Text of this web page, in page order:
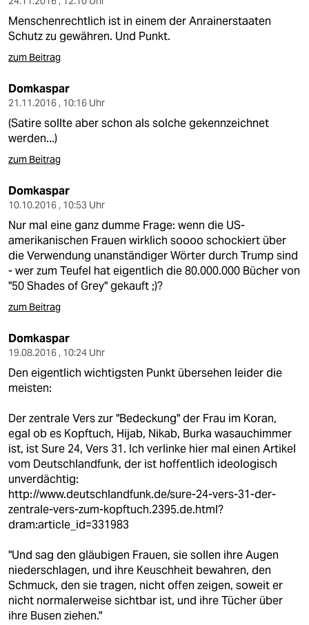
Menschenrechtlich ist in einem der Anrainerstaaten
Schutz zu gewähren. Und Punkt.
zum Beitrag
Domkaspar
21.11.2016 , 10:16 Uhr
(Satire sollte aber schon als solche gekennzeichnet
werden...)
zum Beitrag
Domkaspar
10.10.2016 , 10:53 Uhr
Nur mal eine ganz dumme Frage: wenn die US-
amerikanischen Frauen wirklich soooo schockiert über
die Verwendung unanständiger Wörter durch Trump sind
- wer zum Teufel hat eigentlich die 80.000.000 Bücher von
"50 Shades of Grey" gekauft ;)?
zum Beitrag
Domkaspar
19.08.2016 , 10:24 Uhr
Den eigentlich wichtigsten Punkt übersehen leider die
meisten:
Der zentrale Vers zur "Bedeckung" der Frau im Koran,
egal ob es Kopftuch, Hijab, Nikab, Burka wasauchimmer
ist, ist Sure 24, Vers 31. Ich verlinke hier mal einen Artikel
vom Deutschlandfunk, der ist hoffentlich ideologisch
unverdächtig:
http://www.deutschlandfunk.de/sure-24-vers-31-der-
zentrale-vers-zum-kopftuch.2395.de.html?
dram:article_id=331983
"Und sag den gläubigen Frauen, sie sollen ihre Augen
niederschlagen, und ihre Keuschheit bewahren, den
Schmuck, den sie tragen, nicht offen zeigen, soweit er
nicht normalerweise sichtbar ist, und ihre Tücher über
ihre Busen ziehen."